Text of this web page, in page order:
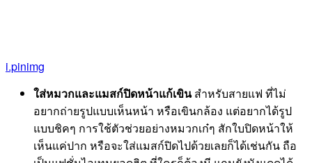
i.pinimg
ใส่หมวกและแมสก์ปิดหน้าแก้เขินสำหรับสายแฟ ที่ไม่
อยากถ่ายรูปแบบเห็นหน้า หรือเขินกล้อง แต่อยากได้รูป
แบบชิคๆ การใช้ตัวช่วยอย่างหมวกเก๋ๆ สักใบปิดหน้าให้
เห็นแค่ปาก หรือจะใส่แมสก์ปิดไปด้วยเลยก็ได้เช่นกัน ถือ